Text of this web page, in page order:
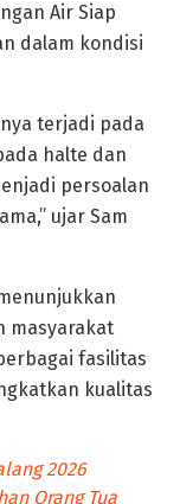
Air Siap
dalam kondisi
terjadi pada
halte dan
persoalan
ujar Sam
masyarakat
fasilitas
kualitas
2026
Orang Tua